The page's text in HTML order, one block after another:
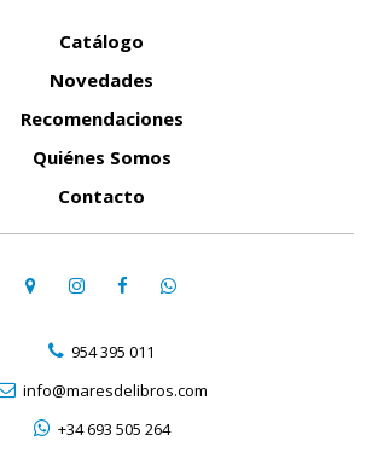
Catálogo
Novedades
Recomendaciones
Quiénes Somos
Contacto
954 395 011
info@maresdelibros.com
+34 693 505 264